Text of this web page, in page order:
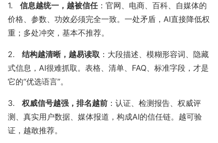
1. 信息越统一，越被信任：官网、电商、百科、自媒体的
价格、参数、功效必须完全一致。一处矛盾，AI直接降低权
重；多处冲突，基本不推荐。
2. 结构越清晰，越易读取 ：大段描述、模糊形容词、隐藏
式信息，AI很难抓取。表格、清单、FAQ、标准字段，才是
它的“优选语言”。
3. 权威信号越强，排名越前 ：认证、检测报告、权威评
测、真实用户数据、媒体报道，构成AI的信任链。越可验
证，越敢推荐。
低粉爆文
有赚资讯
深度观察 推广投放
接单变现 新媒体运营
运营动态